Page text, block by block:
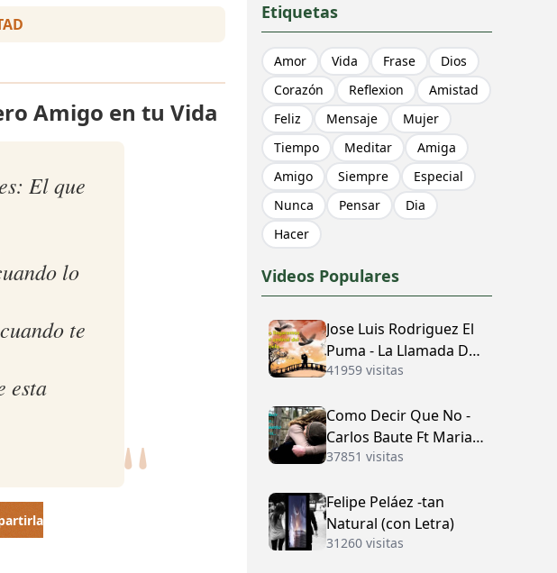
Amigo en tu Vida
"
El que
lo
te
esta
Etiquetas
Amor Vida Frase
Dios
Corazón
Reflexion
Amistad
Feliz
Mensaje
Mujer
Tiempo
Meditar
Amiga
Amigo
Siempre
Especial
Nunca
Pensar
Dia
Hacer
Videos Populares
Jose Luis Rodriguez El
Puma - La Llamada Del
Amor (con Letra)
41959 visitas
Como Decir Que No -
Carlos Baute Ft Maria
José (con Letra)
37851 visitas
Felipe Peláez -tan
Natural (con Letra)
31260 visitas